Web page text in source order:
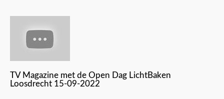
TV Magazine met de Open Dag LichtBaken
Loosdrecht 15-09-2022